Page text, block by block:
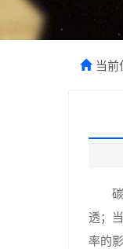
当前
透；
率的